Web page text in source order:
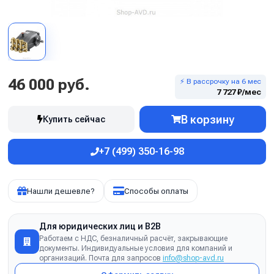
46 000 руб. ⚡ В рассрочку на 6 мес
7 727 ₽/мес
Купить сейчас В корзину
+7 (499) 350-16-98
Нашли дешевле? Способы оплаты
Для юридических лиц и B2B
Работаем с НДС, безналичный расчёт, закрывающие
документы. Индивидуальные условия для компаний и
организаций. Почта для запросов info@shop-avd.ru